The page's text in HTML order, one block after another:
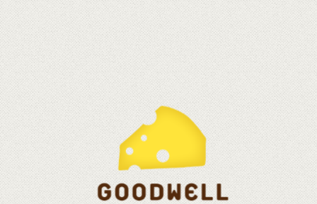
英國倫敦最近有間新餐廳，設有像迴轉壽司的輸送帶，
但上面放的是起士！